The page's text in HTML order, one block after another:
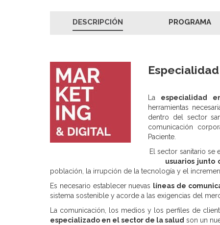
DESCRIPCIÓN PROGRAMA
La especialidad
herramientas
dentro del sector
comunicación
Paciente.
El sector sanitario se
usuarios junto
población, la irrupción de la tecnología y el
Es necesario establecer nuevas líneas de
sistema sostenible y acorde a las exigencias del
La comunicación, los medios y los perfiles de
especializado en el sector de la salud son un